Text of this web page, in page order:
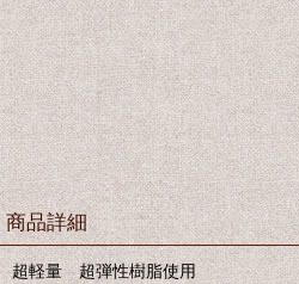
商品詳細
超軽量 超弾性樹脂使用